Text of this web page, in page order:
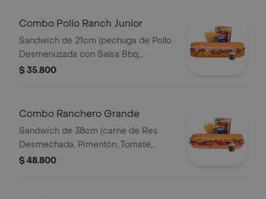
Combo Pollo Ranch Junior
Sandwich de 21cm (pechuga de Pollo
Desmenuzada con Salsa Bbq,
Tocineta, Maiz Tierno, Lechuga,
$ 35.800
Combo Ranchero Grande
Sandwich de 38cm (carne de Res
Desmechada, Pimentón, Tomate,
Tocineta, Lechuga, Queso Mozzarella,
$ 48.800